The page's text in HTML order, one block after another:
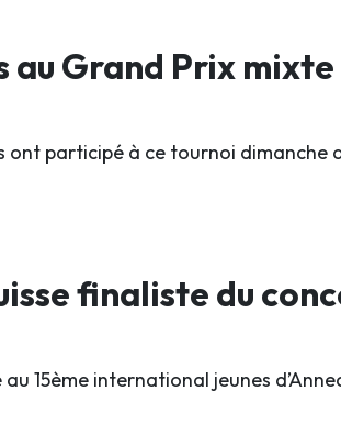
au Grand Prix
ont participé à ce tournoi dimanche
finaliste du
15ème international jeunes